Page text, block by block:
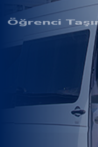
Öğrenci
Ber-Tur Turizm olarak
olmak üzere , Öğrenci
Transfer, Otel
Hizmetlerimizle
61 61 Nolu